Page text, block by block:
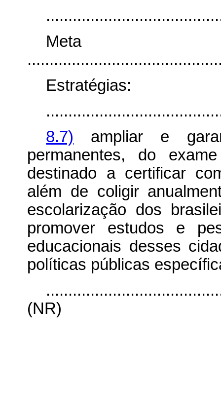
Estratégias:
8.7) ampliar e
permanentes, do
destinado a certificar
além de coligir
escolarização dos
promover estudos e
educacionais desses
políticas públicas
(NR)